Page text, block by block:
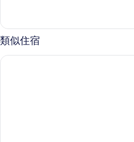
類似住宿
Sandglass Koora 酒店